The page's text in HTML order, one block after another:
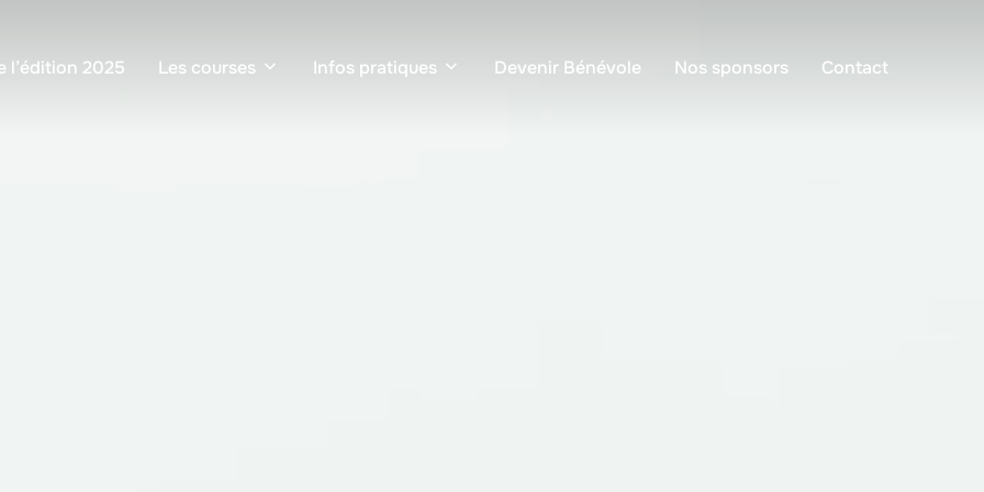
l’édition 2025 Les courses Infos pratiques Devenir Bénévole Nos sponsors Contact